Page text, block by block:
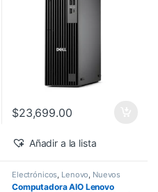
$23,699.00
Añadir a la lista
Electrónicos Lenovo Nuevos
Productos
Computadora AIO Lenovo